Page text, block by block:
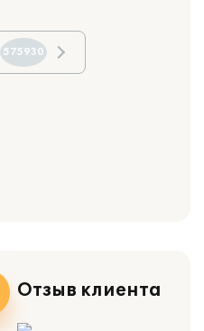
575930
Отзыв клиента